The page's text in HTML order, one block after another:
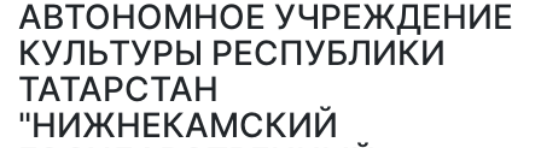
АВТОНОМНОЕ УЧРЕЖДЕНИЕ
КУЛЬТУРЫ РЕСПУБЛИКИ
ТАТАРСТАН
"НИЖНЕКАМСКИЙ